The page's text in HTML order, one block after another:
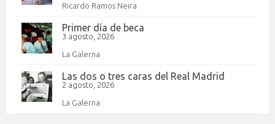
Ricardo Ramos Neira
Primer día de beca
3 agosto, 2026
La Galerna
Las dos o tres caras del Real Madrid
2 agosto, 2026
La Galerna